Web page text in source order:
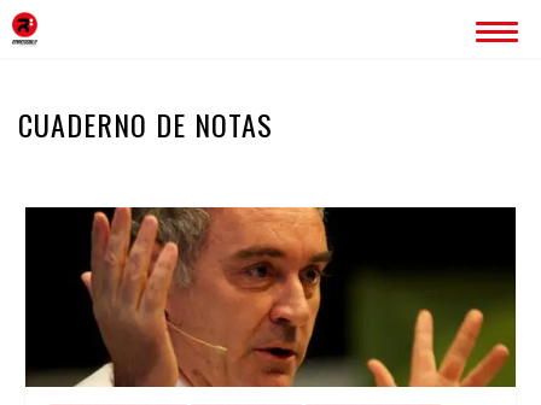
SERVICIOS
IMAGEN CORPORATIVA
PÁGINAS WEB
ROTULACIÓN
PUBLICIDAD
PROYECTOS
CUADERNO DE NOTAS